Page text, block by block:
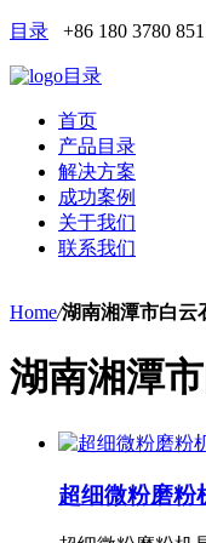
目录 +86 180 3780
目录
首页
产品目录
解决方案
成功案例
关于我们
联系我们
Home/湖南湘潭市白云
湖南湘潭
超细微粉磨粉